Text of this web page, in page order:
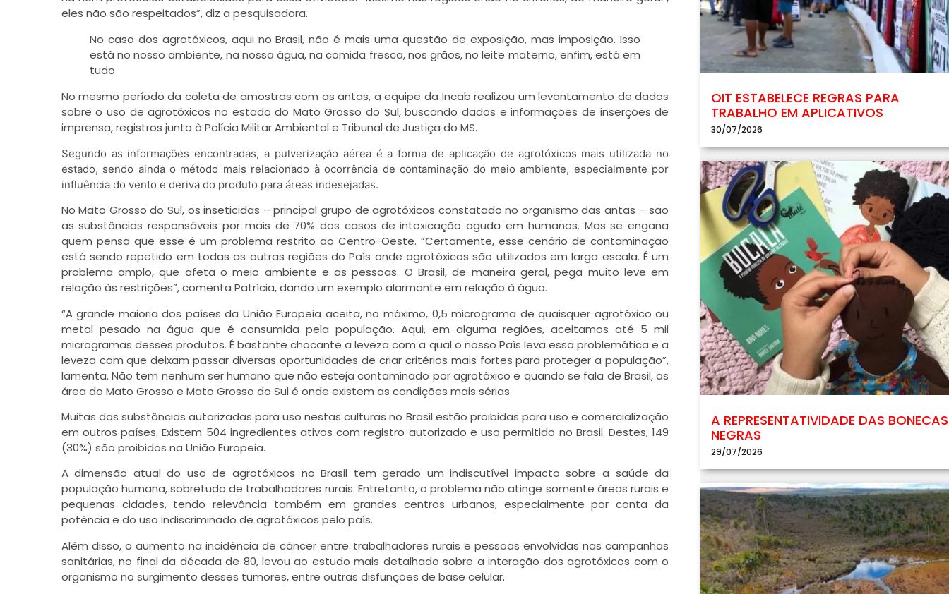
eles não são respeitados”, diz a pesquisadora.
No caso dos agrotóxicos, aqui no Brasil, não é mais uma questão de exposição, mas imposição. Isso
está no nosso ambiente, na nossa água, na comida fresca, nos grãos, no leite materno, enfim, está em
tudo
No mesmo período da coleta de amostras com as antas, a equipe da Incab realizou um levantamento de dados
sobre o uso de agrotóxicos no estado do Mato Grosso do Sul, buscando dados e informações de inserções de
imprensa, registros junto à Polícia Militar Ambiental e Tribunal de Justiça do MS.
Segundo as informações encontradas, a pulverização aérea é a forma de aplicação de agrotóxicos mais utilizada no
estado, sendo ainda o método mais relacionado à ocorrência de contaminação do meio ambiente, especialmente por
influência do vento e deriva do produto para áreas indesejadas.
No Mato Grosso do Sul, os inseticidas – principal grupo de agrotóxicos constatado no organismo das antas – são
as substâncias responsáveis por mais de 70% dos casos de intoxicação aguda em humanos. Mas se engana
quem pensa que esse é um problema restrito ao Centro-Oeste. “Certamente, esse cenário de contaminação
está sendo repetido em todas as outras regiões do País onde agrotóxicos são utilizados em larga escala. É um
problema amplo, que afeta o meio ambiente e as pessoas. O Brasil, de maneira geral, pega muito leve em
relação às restrições”, comenta Patrícia, dando um exemplo alarmante em relação à água.
“A grande maioria dos países da União Europeia aceita, no máximo, 0,5 micrograma de quaisquer agrotóxico ou
metal pesado na água que é consumida pela população. Aqui, em alguma regiões, aceitamos até 5 mil
microgramas desses produtos. É bastante chocante a leveza com a qual o nosso País leva essa problemática e a
leveza com que deixam passar diversas oportunidades de criar critérios mais fortes para proteger a população”,
lamenta. Não tem nenhum ser humano que não esteja contaminado por agrotóxico e quando se fala de Brasil, as
área do Mato Grosso e Mato Grosso do Sul é onde existem as condições mais sérias.
Muitas das substâncias autorizadas para uso nestas culturas no Brasil estão proibidas para uso e comercialização
em outros países. Existem 504 ingredientes ativos com registro autorizado e uso permitido no Brasil. Destes, 149
(30%) são proibidos na União Europeia.
A dimensão atual do uso de agrotóxicos no Brasil tem gerado um indiscutível impacto sobre a saúde da
população humana, sobretudo de trabalhadores rurais. Entretanto, o problema não atinge somente áreas rurais e
pequenas cidades, tendo relevância também em grandes centros urbanos, especialmente por conta da
potência e do uso indiscriminado de agrotóxicos pelo país.
Além disso, o aumento na incidência de câncer entre trabalhadores rurais e pessoas envolvidas nas campanhas
sanitárias, no final da década de 80, levou ao estudo mais detalhado sobre a interação dos agrotóxicos com o
organismo no surgimento desses tumores, entre outras disfunções de base celular.
OIT ESTABELECE REGRAS PARA
TRABALHO EM APLICATIVOS
30/07/2026
A REPRESENTATIVIDADE DAS BONECAS
NEGRAS
29/07/2026